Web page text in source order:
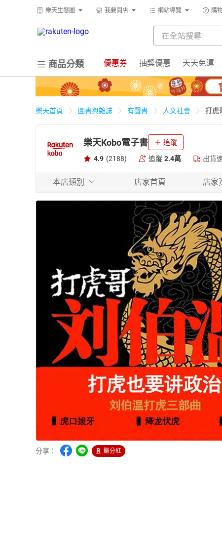
樂天生態圈 我要開店 網站導覽 購
商品分類 優惠券 抽獎優惠 天天免運
樂天首頁 圖書與雜誌 有聲書 人文社會 打虎
樂天Kobo電子書 追蹤
4.9 (2188) 追蹤 2.4萬 出貨
本店類別 店家首頁 店家
分享： 賺分紅